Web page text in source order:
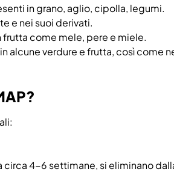
in grano, aglio, cipolla, legumi.
e nei suoi derivati.
come mele, pere e miele.
alcune verdure e frutta, così come
circa 4-6 settimane, si eliminano